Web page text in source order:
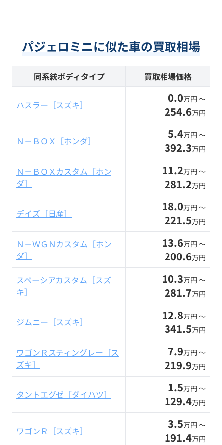
パジェロミニに似た車の買取相場
同系統ボディタイプ 買取相場価格
ハスラー［スズキ］ 0.0万円 〜
254.6万円
Ｎ－ＢＯＸ［ホンダ］ 5.4万円 〜
392.3万円
Ｎ－ＢＯＸカスタム［ホン
ダ］
11.2万円 〜
281.2万円
デイズ［日産］ 18.0万円 〜
221.5万円
Ｎ－ＷＧＮカスタム［ホン
ダ］
13.6万円 〜
200.6万円
スペーシアカスタム［スズ
キ］
10.3万円 〜
281.7万円
ジムニー［スズキ］ 12.8万円 〜
341.5万円
ワゴンＲスティングレー［ス
ズキ］
7.9万円 〜
219.9万円
タントエグゼ［ダイハツ］ 1.5万円 〜
129.4万円
ワゴンＲ［スズキ］ 3.5万円 〜
191.4万円